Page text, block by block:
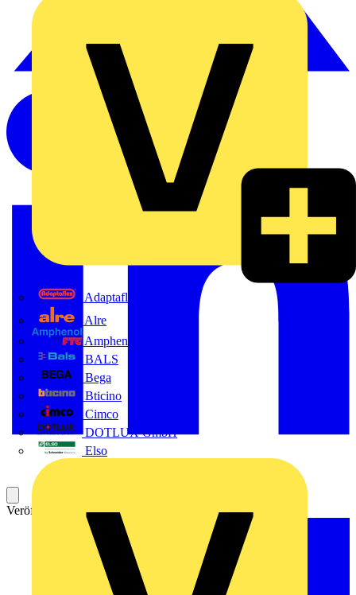
Adaptaflex
Alre
Amphenol FTG
BALS
Bega
Bticino
Cimco
DOTLUX GmbH
Elso
Veröffentlicht: 27. Februar 2013 Kategorie: News